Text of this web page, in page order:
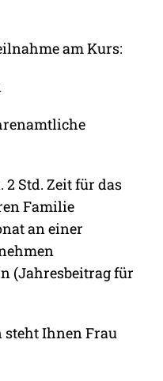
am Kurs:
Std. Zeit für das
Familie
an einer
(Jahresbeitrag für
Ihnen Frau